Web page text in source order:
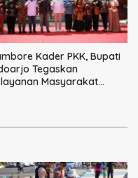
Kader PKK, Bupati
Tegaskan
Masyarakat